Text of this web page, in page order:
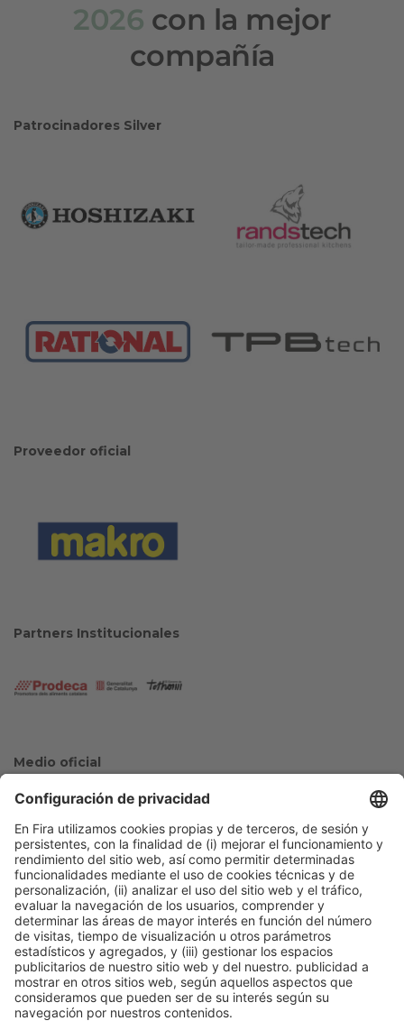
2026 con la mejor
compañía
Patrocinadores Silver
Proveedor oficial
Partners Institucionales
Medio oficial
Colaboradores